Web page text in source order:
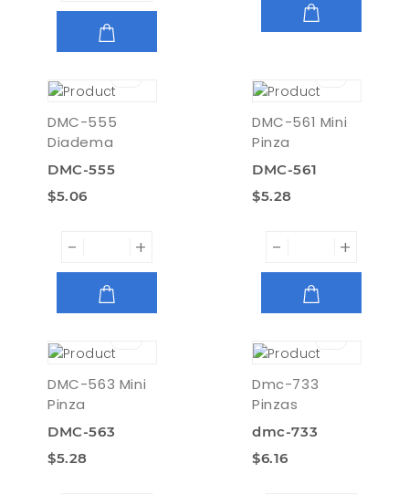
DMC-555
Diadema
DMC-555
$5.06
- +
DMC-561 Mini
Pinza
DMC-561
$5.28
- +
DMC-563 Mini
Pinza
DMC-563
$5.28
Dmc-733
Pinzas
dmc-733
$6.16